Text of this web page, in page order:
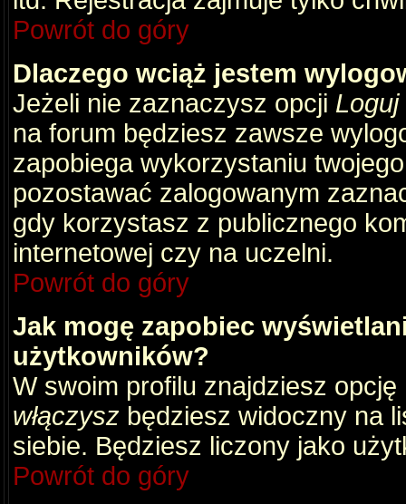
Powrót do góry
Dlaczego wciąż jestem
Jeżeli nie zaznaczysz opcji
na forum będziesz zawsze
zapobiega wykorzystaniu
pozostawać zalogowanym
gdy korzystasz z publicznego
internetowej czy na uczelni.
Powrót do góry
Jak mogę zapobiec
użytkowników?
W swoim profilu znajdziesz opcję
włączysz będziesz widoczny na
siebie. Będziesz liczony jako
Powrót do góry